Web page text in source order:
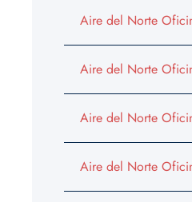
Aire del Norte
Aire del Norte
Aire del Norte
Aire del Norte